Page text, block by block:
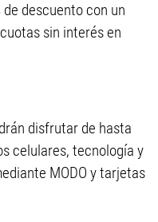
descuento con un
sin interés en
disfrutar de hasta
celulares, tecnología y
MODO y tarjetas